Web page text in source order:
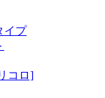
イプ
コロ]